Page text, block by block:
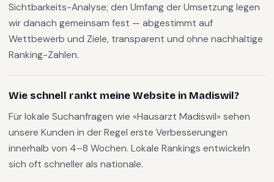
Sichtbarkeits-Analyse; den Umfang der Umsetzung legen
wir danach gemeinsam fest — abgestimmt auf
Wettbewerb und Ziele, transparent und ohne nachhaltige
Ranking-Zahlen.
Wie schnell rankt meine Website in Madiswil?
Für lokale Suchanfragen wie «Hausarzt Madiswil» sehen
unsere Kunden in der Regel erste Verbesserungen
innerhalb von 4–8 Wochen. Lokale Rankings entwickeln
sich oft schneller als nationale.